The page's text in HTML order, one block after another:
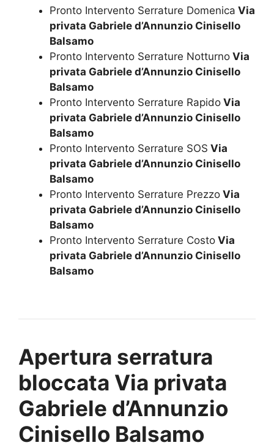
Pronto Intervento Serrature Domenica Via
privata Gabriele d’Annunzio Cinisello
Balsamo
Pronto Intervento Serrature Notturno Via
privata Gabriele d’Annunzio Cinisello
Balsamo
Pronto Intervento Serrature Rapido Via
privata Gabriele d’Annunzio Cinisello
Balsamo
Pronto Intervento Serrature SOS Via
privata Gabriele d’Annunzio Cinisello
Balsamo
Pronto Intervento Serrature Prezzo Via
privata Gabriele d’Annunzio Cinisello
Balsamo
Pronto Intervento Serrature Costo Via
privata Gabriele d’Annunzio Cinisello
Balsamo
Apertura serratura
bloccata Via privata
Gabriele d’Annunzio
Cinisello Balsamo